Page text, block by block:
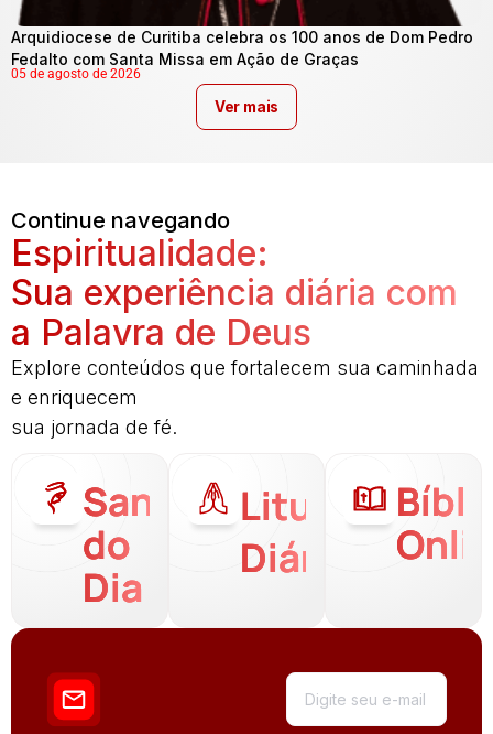
Arquidiocese de Curitiba celebra os 100 anos de Dom Pedro
Fedalto com Santa Missa em Ação de Graças
05 de agosto de 2026
Ver mais
Continue navegando
Espiritualidade:
Sua experiência diária com
a Palavra de Deus
Explore conteúdos que fortalecem sua caminhada
e enriquecem
sua jornada de fé.
Santo
do
Dia
Liturgia
Diária